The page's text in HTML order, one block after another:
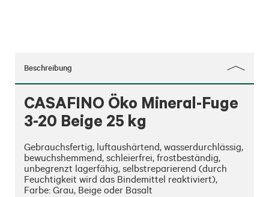
Beschreibung
CASAFINO Öko Mineral-Fuge
3-20 Beige 25 kg
Gebrauchsfertig, luftaushärtend, wasserdurchlässig,
bewuchshemmend, schleierfrei, frostbeständig,
unbegrenzt lagerfähig, selbstreparierend (durch
Feuchtigkeit wird das Bindemittel reaktiviert),
Farbe: Grau, Beige oder Basalt